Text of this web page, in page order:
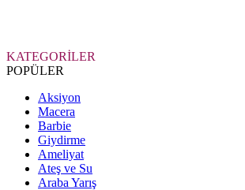
KATEGORİLER
POPÜLER
Aksiyon
Macera
Barbie
Giydirme
Ameliyat
Ateş ve Su
Araba Yarış